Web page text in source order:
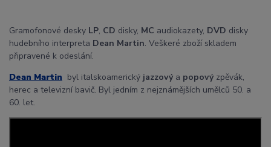
Gramofonové desky LP, CD disky, MC audiokazety, DVD disky
hudebního interpreta Dean Martin. Veškeré zboží skladem
připravené k odeslání.
Dean Martin byl italskoamerický jazzový a popový zpěvák,
herec a televizní bavič. Byl jedním z nejznámějších umělců 50. a
60. let.